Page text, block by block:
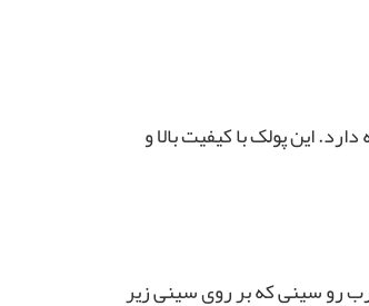
این پولک با کیفیت بالا و
رو سینی که بر روی سینی زیر